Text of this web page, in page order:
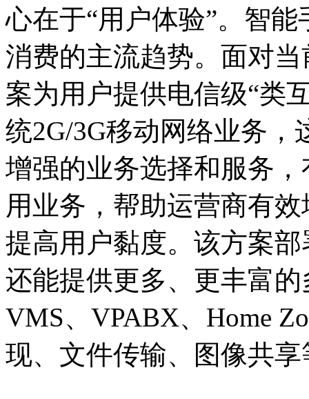
心在于“用户体验”。智
消费的主流趋势。面对
案为用户提供电信级“类
统2G/3G移动网络业务
增强的业务选择和服务
用业务，帮助运营商有
提高用户黏度。该方案
还能提供更多、更丰富的
VMS、VPABX、Home
现、文件传输、图像共